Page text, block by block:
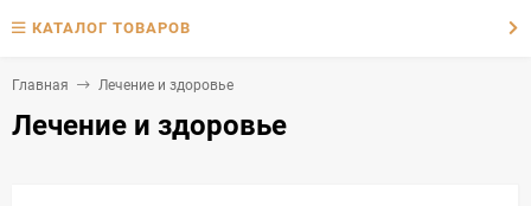
КАТАЛОГ ТОВАРОВ
Главная Лечение и здоровье
Лечение и здоровье